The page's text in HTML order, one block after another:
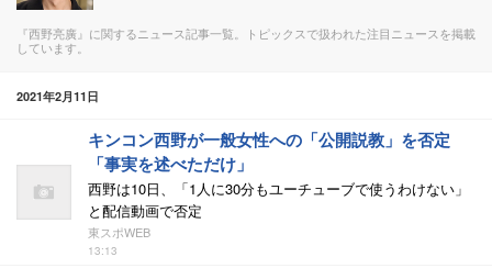
『西野亮廣』に関するニュース記事一覧。トピックスで扱われた注目ニュースを掲載
しています。
2021年2月11日
キンコン西野が一般女性への「公開説教」を否定
「事実を述べただけ」
西野は10日、「1人に30分もユーチューブで使うわけない」
と配信動画で否定
東スポWEB
13:13